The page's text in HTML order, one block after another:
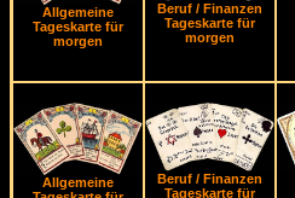
Allgemeine
Tageskarte für
morgen
Beruf / Finanzen
Tageskarte für
morgen
Allgemeine
Beruf / Finanzen
Tageskarte für